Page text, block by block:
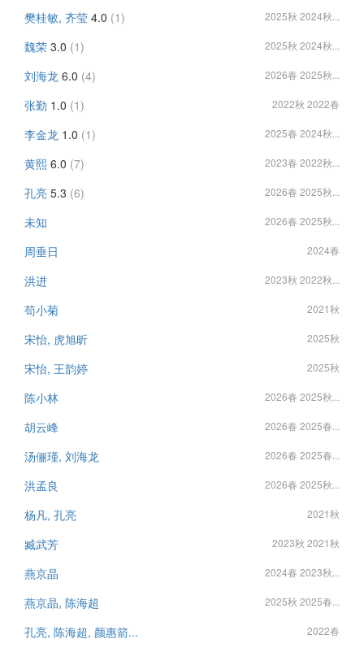
樊桂敏, 齐莹 4.0 (1) 2025秋 2024秋...
魏荣 3.0 (1) 2025秋 2024秋...
刘海龙 6.0 (4) 2026春 2025秋...
张勤 1.0 (1) 2022秋 2022春
李金龙 1.0 (1) 2025春 2024秋...
黄熙 6.0 (7) 2023春 2022秋...
孔亮 5.3 (6) 2026春 2025秋...
未知 2026春 2025秋...
周垂日 2024春
洪进 2023秋 2022秋...
苟小菊 2021秋
宋怡, 虎旭昕 2025秋
宋怡, 王韵婷 2025秋
陈小林 2026春 2025秋...
胡云峰 2026春 2025春...
汤俪瑾, 刘海龙 2026春 2025春...
洪孟良 2026春 2025秋...
杨凡, 孔亮 2021秋
臧武芳 2023秋 2021秋
燕京晶 2024春 2023秋...
燕京晶, 陈海超 2025秋 2025春...
孔亮, 陈海超, 颜惠箭... 2022春